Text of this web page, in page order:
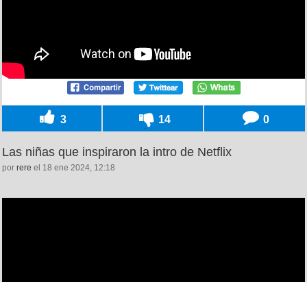
3 14 0
Las niñas que inspiraron la intro de Netflix
por rere el 18 ene 2024, 12:18